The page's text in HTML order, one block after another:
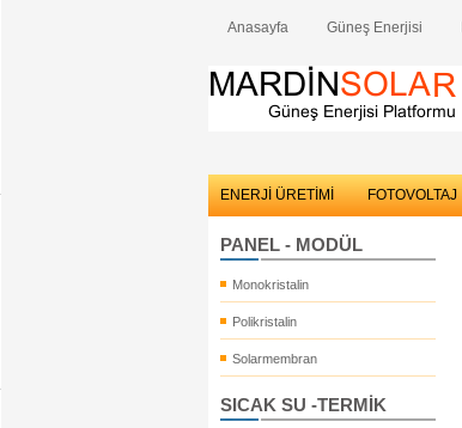
Anasayfa Güneş Enerjisi
ENERJİ ÜRETİMİ FOTOVOLTAJ
PANEL - MODÜL
Monokristalin
Polikristalin
Solarmembran
SICAK SU -TERMİK